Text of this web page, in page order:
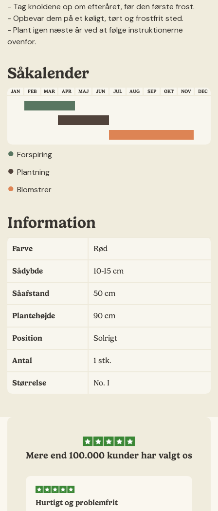
- Tag knoldene op om efteråret, før den første frost.
- Opbevar dem på et køligt, tørt og frostfrit sted.
- Plant igen næste år ved at følge instruktionerne
ovenfor.
Såkalender
JAN FEB MAR APR MAJ JUN JUL AUG SEP OKT NOV DEC
● Forspiring
● Plantning
● Blomstrer
Information
Farve Rød
Sådybde 10-15 cm
Såafstand 50 cm
Plantehøjde 90 cm
Position Solrigt
Antal 1 stk.
Størrelse No. I
Mere end 100.000 kunder har valgt os
Hurtigt og problemfrit